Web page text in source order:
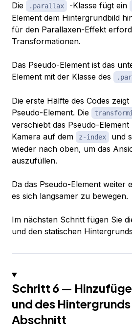
Die .parallax -Klasse fügt ein
Element dem Hintergrundbild
für den Parallaxen-Effekt
Transformationen.
Das Pseudo-Element ist das
Element mit der Klasse des
Die erste Hälfte des Codes
Pseudo-Element. Die
verschiebt das Pseudo-
Kamera auf dem
z-index
und
wieder nach oben, um das
auszufüllen.
Da das Pseudo-Element weiter
es sich langsamer zu bewegen.
Im nächsten Schritt fügen Sie
und den statischen
Schritt 6 —
und des
Abschnitt